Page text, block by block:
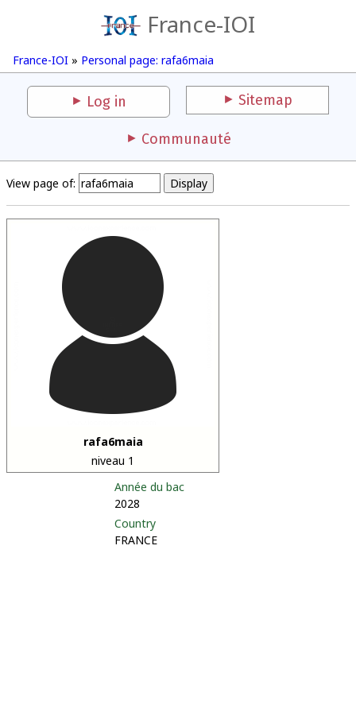
France-IOI
France-IOI » Personal page: rafa6maia
Log in Sitemap
Communauté
View page of:
rafa6maia
niveau 1
Année du bac
2028
Country
FRANCE